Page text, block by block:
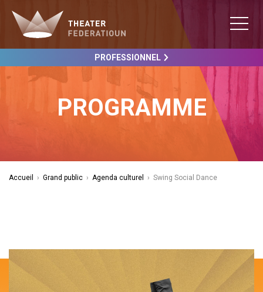
PROFESSIONNEL
PROGRAMME
Accueil › Grand public › Agenda culturel › Swing Social Dance